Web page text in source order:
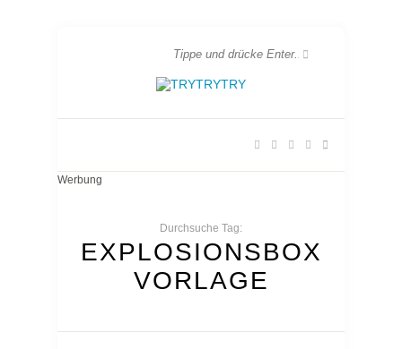
Werbung
Durchsuche Tag:
EXPLOSIONSBOX
VORLAGE